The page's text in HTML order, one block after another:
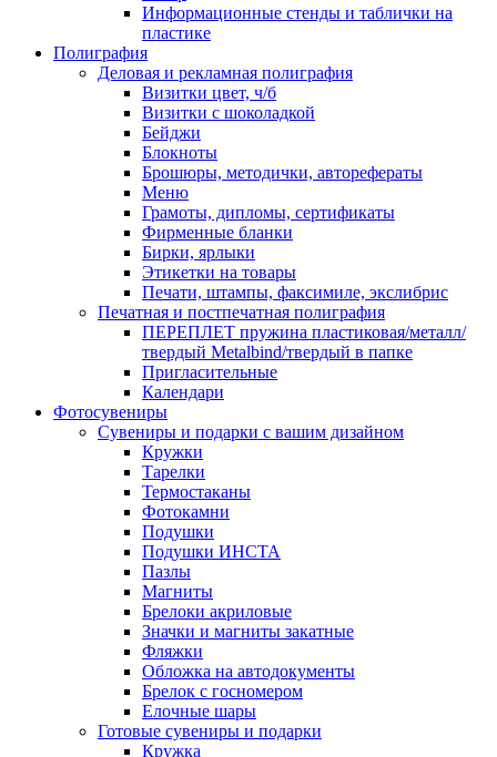
Информационные стенды и таблички на
пластике
Полиграфия
Деловая и рекламная полиграфия
Визитки цвет, ч/б
Визитки с шоколадкой
Бейджи
Блокноты
Брошюры, методички, авторефераты
Меню
Грамоты, дипломы, сертификаты
Фирменные бланки
Бирки, ярлыки
Этикетки на товары
Печати, штампы, факсимиле, экслибрис
Печатная и постпечатная полиграфия
ПЕРЕПЛЕТ пружина пластиковая/металл/
твердый Metalbind/твердый в папке
Пригласительные
Календари
Фотосувениры
Сувениры и подарки с вашим дизайном
Кружки
Тарелки
Термостаканы
Фотокамни
Подушки
Подушки ИНСТА
Пазлы
Магниты
Брелоки акриловые
Значки и магниты закатные
Фляжки
Обложка на автодокументы
Брелок с госномером
Елочные шары
Готовые сувениры и подарки
Кружка